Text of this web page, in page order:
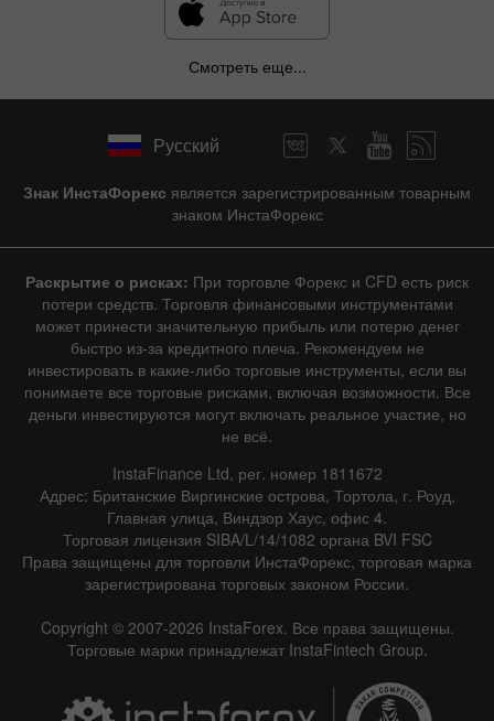
Смотреть еще...
Русский
Знак ИнстаФорекс является зарегистрированным товарным
знаком ИнстаФорекс
Раскрытие о рисках: При торговле Форекс и CFD есть риск
потери средств. Торговля финансовыми инструментами
может принести значительную прибыль или потерю денег
быстро из-за кредитного плеча. Рекомендуем не
инвестировать в какие-либо торговые инструменты, если вы
понимаете все торговые рисками, включая возможности. Все
деньги инвестируются могут включать реальное участие, но
не всё.
InstaFinance Ltd, рег. номер 1811672
Адрес: Британские Виргинские острова, Тортола, г. Роуд,
Главная улица, Виндзор Хаус, офис 4.
Торговая лицензия SIBA/L/14/1082 органа BVI FSC
Права защищены для торговли ИнстаФорекс, торговая марка
зарегистрирована торговых законом России.
Copyright © 2007-2026 InstaForex. Все права защищены.
Торговые марки принадлежат InstaFintech Group.